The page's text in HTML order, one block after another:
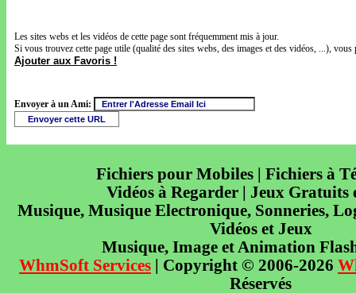
Les sites webs et les vidéos de cette page sont fréquemment mis à jour.
Si vous trouvez cette page utile (qualité des sites webs, des images et des vidéos, ...),
Ajouter aux Favoris !
Envoyer à un Ami:
Fichiers pour Mobiles | Fichiers à
Vidéos à Regarder | Jeux Gratuits
Musique, Musique Electronique, Sonneries,
Vidéos et Jeux
Musique, Image et Animation
WhmSoft Services | Copyright © 2006-2026
Réservés